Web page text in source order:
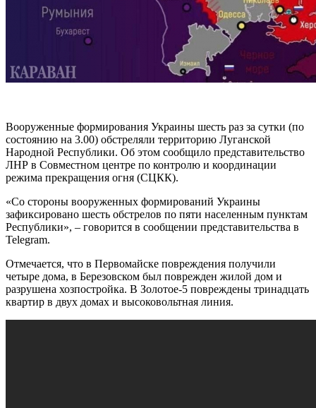
Вооруженные формирования Украины шесть раз за сутки (по
состоянию на 3.00) обстреляли территорию Луганской
Народной Республики. Об этом сообщило представительство
ЛНР в Совместном центре по контролю и координации
режима прекращения огня (СЦКК).
«Со стороны вооруженных формирований Украины
зафиксировано шесть обстрелов по пяти населенным пунктам
Республики», – говорится в сообщении представительства в
Telegram.
Отмечается, что в Первомайске повреждения получили
четыре дома, в Березовском был поврежден жилой дом и
разрушена хозпостройка. В Золотое-5 повреждены тринадцать
квартир в двух домах и высоковольтная линия.